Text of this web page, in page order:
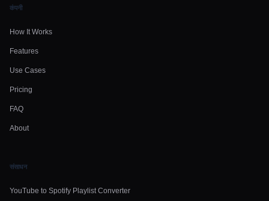
कंपनी
How It Works
Features
Use Cases
Pricing
FAQ
About
संसाधन
YouTube to Spotify Playlist Converter